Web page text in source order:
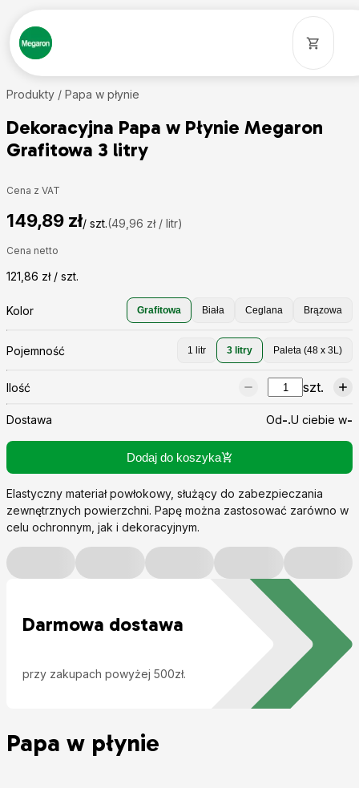
Produkty / Papa w płynie
Dekoracyjna Papa w Płynie Megaron
Grafitowa 3 litry
Cena z VAT
149,89 zł/ szt.(49,96 zł / litr)
Cena netto
121,86 zł / szt.
Kolor Grafitowa Biała Ceglana Brązowa
Pojemność 1 litr 3 litry Paleta (48 x 3L)
Ilość szt.
Dostawa Od-.U ciebie w-
Dodaj do koszyka
Elastyczny materiał powłokowy, służący do zabezpieczania
zewnętrznych powierzchni. Papę można zastosować zarówno w
celu ochronnym, jak i dekoracyjnym.
Darmowa dostawa
przy zakupach powyżej 500zł.
Papa w płynie